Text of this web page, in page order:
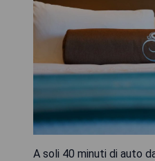
A soli 40 minuti di auto